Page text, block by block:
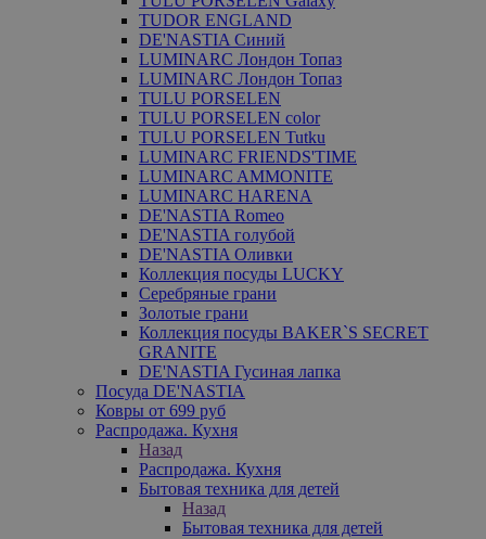
TUDOR ENGLAND
DE'NASTIA Синий
LUMINARC Лондон Топаз
LUMINARC Лондон Топаз
TULU PORSELEN
TULU PORSELEN color
TULU PORSELEN Tutku
LUMINARC FRIENDS'TIME
LUMINARC AMMONITE
LUMINARC HARENA
DE'NASTIA Romeo
DE'NASTIA голубой
DE'NASTIA Оливки
Коллекция посуды LUCKY
Серебряные грани
Золотые грани
Коллекция посуды BAKER`S SECRET
GRANITE
DE'NASTIA Гусиная лапка
Посуда DE'NASTIA
Ковры от 699 руб
Распродажа. Кухня
Назад
Распродажа. Кухня
Бытовая техника для детей
Назад
Бытовая техника для детей